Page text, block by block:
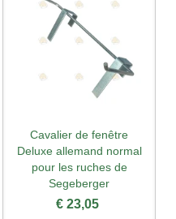
Cavalier de fenêtre
Deluxe allemand normal
pour les ruches de
Segeberger
€ 23,05